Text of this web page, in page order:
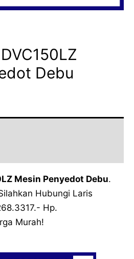
Debu
Mesin Penyedot Debu.
Hubungi Laris
Hp.
Murah!